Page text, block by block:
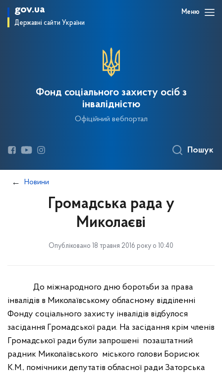
gov.ua
Державні сайти України
Меню
Фонд соціального захисту осіб з
інвалідністю
Офіційний вебпортал
Пошук
Новини
Громадська рада у
Миколаєві
Опубліковано 18 травня 2016 року о 10:40
До міжнародного дню боротьби за права
інвалідів в Миколаївському обласному відділенні
Фонду соціального захисту інвалідів відбулося
засідання Громадської ради. На засідання крім членів
Громадської ради були запрошені позаштатний
радник Миколаївського міського голови Борисюк
К.М., помічники депутатів обласної ради Заторська